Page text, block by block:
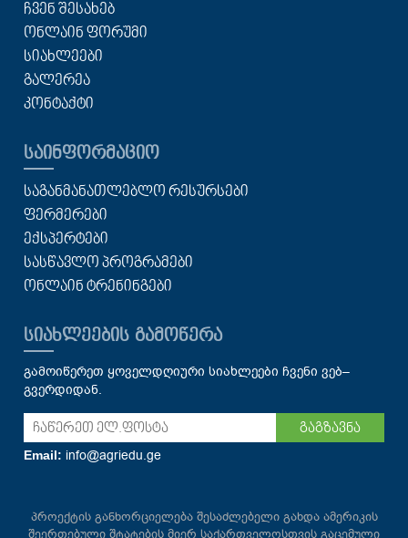
ᲩᲕᲔᲜ ᲨᲔᲡᲐᲮᲔᲑ
ᲝᲜᲚᲐᲘᲜ ᲤᲝᲠᲣᲛᲘ
ᲡᲘᲐᲮᲚᲔᲔᲑᲘ
ᲒᲐᲚᲔᲠᲔᲐ
ᲙᲝᲜᲢᲐᲥᲢᲘ
ᲡᲐᲘᲜᲤᲝᲠᲛᲐᲪᲘᲝ
ᲡᲐᲒᲐᲜᲛᲐᲜᲐᲗᲚᲔᲑᲚᲝ ᲠᲔᲡᲣᲠᲡᲔᲑᲘ
ᲤᲔᲠᲛᲔᲠᲔᲑᲘ
ᲔᲥᲡᲞᲔᲠᲢᲔᲑᲘ
ᲡᲐᲡᲬᲐᲕᲚᲝ ᲞᲠᲝᲒᲠᲐᲛᲔᲑᲘ
ᲝᲜᲚᲐᲘᲜ ᲢᲠᲔᲜᲘᲜᲒᲔᲑᲘ
ᲡᲘᲐᲮᲚᲔᲔᲑᲘᲡ ᲒᲐᲛᲝᲬᲔᲠᲐ
გამოიწერეთ ყოველდღიური სიახლეები ჩვენი ვებ–
გვერდიდან.
გაგზავნა
Email: info@agriedu.ge
პროექტის განხორციელება შესაძლებელი გახდა ამერიკის
შეერთებული შტატების მიერ საქართველოსთვის გაცემული